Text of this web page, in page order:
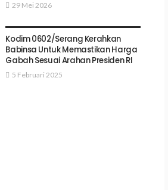
29 Mei 2026
Kodim 0602/Serang Kerahkan
Babinsa Untuk Memastikan Harga
Gabah Sesuai Arahan Presiden RI
5 Februari 2025